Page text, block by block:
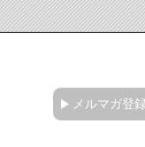
メルマガ登録